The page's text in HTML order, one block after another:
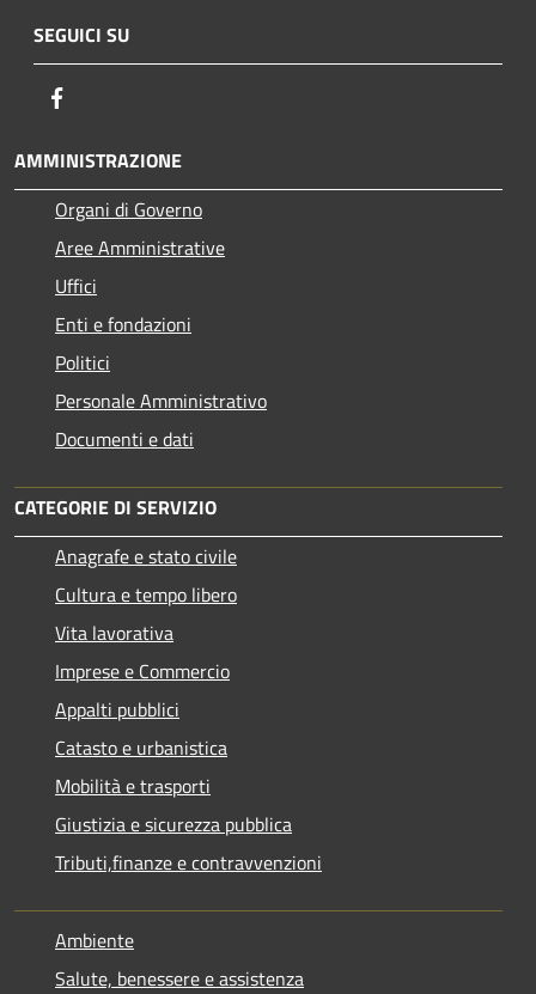
SEGUICI SU
AMMINISTRAZIONE
Organi di Governo
Aree Amministrative
Uffici
Enti e fondazioni
Politici
Personale Amministrativo
Documenti e dati
CATEGORIE DI SERVIZIO
Anagrafe e stato civile
Cultura e tempo libero
Vita lavorativa
Imprese e Commercio
Appalti pubblici
Catasto e urbanistica
Mobilità e trasporti
Giustizia e sicurezza pubblica
Tributi,finanze e contravvenzioni
Ambiente
Salute, benessere e assistenza